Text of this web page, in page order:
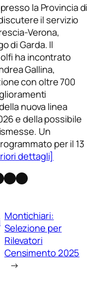
la Provincia di
il servizio
Verona,
di Garda. Il
ha incontrato
Gallina,
con oltre 700
nuova linea
e della possibile
Un
per il 13
dettagli]
Threads
Telegram
Montichiari:
Selezione per
Rilevatori
Censimento 2025
→